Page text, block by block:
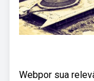
Webpor sua